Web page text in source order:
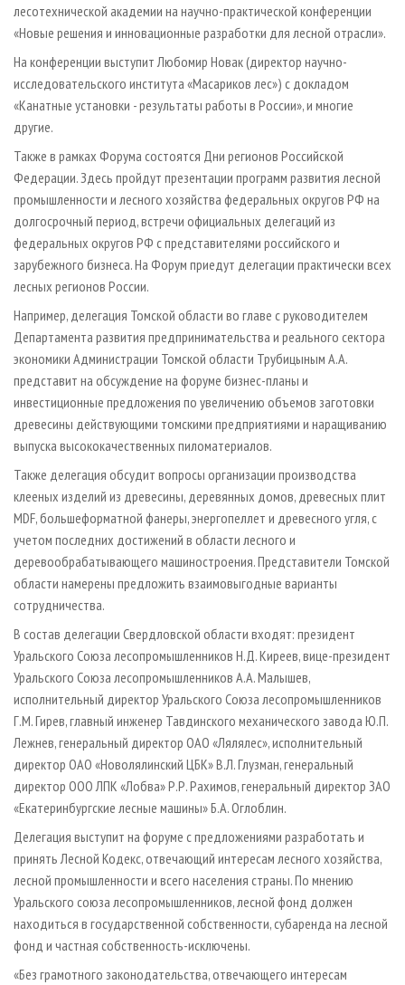
лесотехнической академии на научно-практической конференции
«Новые решения и инновационные разработки для лесной отрасли».
На конференции выступит Любомир Новак (директор научно-
исследовательского института «Масариков лес») с докладом
«Канатные установки - результаты работы в России», и многие
другие.
Также в рамках Форума состоятся Дни регионов Российской
Федерации. Здесь пройдут презентации программ развития лесной
промышленности и лесного хозяйства федеральных округов РФ на
долгосрочный период, встречи официальных делегаций из
федеральных округов РФ с представителями российского и
зарубежного бизнеса. На Форум приедут делегации практически всех
лесных регионов России.
Например, делегация Томской области во главе с руководителем
Департамента развития предпринимательства и реального сектора
экономики Администрации Томской области Трубицыным А.А.
представит на обсуждение на форуме бизнес-планы и
инвестиционные предложения по увеличению объемов заготовки
древесины действующими томскими предприятиями и наращиванию
выпуска высококачественных пиломатериалов.
Также делегация обсудит вопросы организации производства
клееных изделий из древесины, деревянных домов, древесных плит
MDF, большеформатной фанеры, энергопеллет и древесного угля, с
учетом последних достижений в области лесного и
деревообрабатывающего машиностроения. Представители Томской
области намерены предложить взаимовыгодные варианты
сотрудничества.
В состав делегации Свердловской области входят: президент
Уральского Союза лесопромышленников Н.Д. Киреев, вице-президент
Уральского Союза лесопромышленников А.А. Малышев,
исполнительный директор Уральского Союза лесопромышленников
Г.М. Гирев, главный инженер Тавдинского механического завода Ю.П.
Лежнев, генеральный директор ОАО «Лялялес», исполнительный
директор ОАО «Новолялинский ЦБК» В.Л. Глузман, генеральный
директор ООО ЛПК «Лобва» Р.Р. Рахимов, генеральный директор ЗАО
«Екатеринбургские лесные машины» Б.А. Оглоблин.
Делегация выступит на форуме с предложениями разработать и
принять Лесной Кодекс, отвечающий интересам лесного хозяйства,
лесной промышленности и всего населения страны. По мнению
Уральского союза лесопромышленников, лесной фонд должен
находить­ся в государственной собственности, субаренда на лесной
фонд и част­ная собственность-исключены.
«Без грамотного законодательства, отвечающего интересам